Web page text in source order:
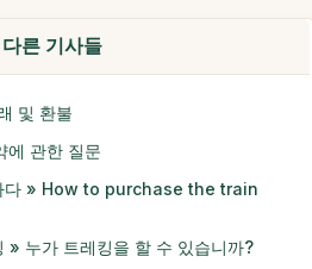
다른 기사들
및 환불
에 관한 질문
다 » How to purchase the train
» 누가 트레킹을 할 수 있습니까?